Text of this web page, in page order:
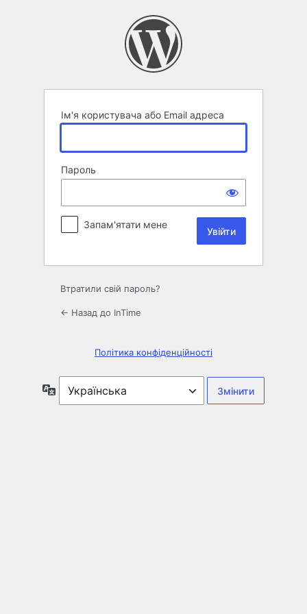
Ім'я користувача або Email адреса
Пароль
Запам'ятати мене
Втратили свій пароль?
← Назад до InTime
Політика конфіденційності
Мова